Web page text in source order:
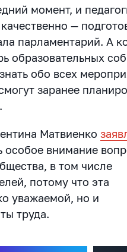
момент, и
—
парламентарий. А
образовательных
обо всех
заранее
Матвиенко
особое внимание
в том числе
потому что эта
уважаемой, но и
труда.